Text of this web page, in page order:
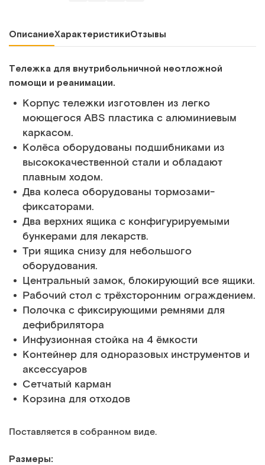
ОписаниеХарактеристикиОтзывы
Тележка для внутрибольничной неотложной
помощи и реанимации.
Корпус тележки изготовлен из легко
моющегося АВS пластика с алюминиевым
каркасом.
Колёса оборудованы подшибниками из
высококачественной стали и обладают
плавным ходом.
Два колеса оборудованы тормозами-
фиксаторами.
Два верхних ящика с конфигурируемыми
бункерами для лекарств.
Три ящика снизу для небольшого
оборудования.
Центральный замок, блокирующий все ящики.
Рабочий стол с трёхсторонним ограждением.
Полочка с фиксирующими ремнями для
дефибрилятора
Инфузионная стойка на 4 ёмкости
Контейнер для одноразовых инструментов и
аксессуаров
Сетчатый карман
Корзина для отходов
Поставляется в собранном виде.
Размеры: